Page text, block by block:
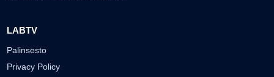
LABTV
Palinsesto
Privacy Policy